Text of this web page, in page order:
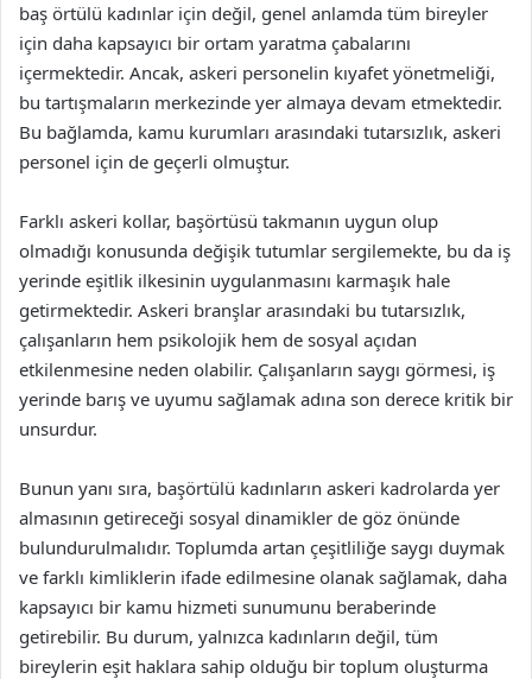
baş örtülü kadınlar için değil, genel anlamda tüm bireyler
için daha kapsayıcı bir ortam yaratma çabalarını
içermektedir. Ancak, askeri personelin kıyafet yönetmeliği,
bu tartışmaların merkezinde yer almaya devam etmektedir.
Bu bağlamda, kamu kurumları arasındaki tutarsızlık, askeri
personel için de geçerli olmuştur.
Farklı askeri kollar, başörtüsü takmanın uygun olup
olmadığı konusunda değişik tutumlar sergilemekte, bu da iş
yerinde eşitlik ilkesinin uygulanmasını karmaşık hale
getirmektedir. Askeri branşlar arasındaki bu tutarsızlık,
çalışanların hem psikolojik hem de sosyal açıdan
etkilenmesine neden olabilir. Çalışanların saygı görmesi, iş
yerinde barış ve uyumu sağlamak adına son derece kritik bir
unsurdur.
Bunun yanı sıra, başörtülü kadınların askeri kadrolarda yer
almasının getireceği sosyal dinamikler de göz önünde
bulundurulmalıdır. Toplumda artan çeşitliliğe saygı duymak
ve farklı kimliklerin ifade edilmesine olanak sağlamak, daha
kapsayıcı bir kamu hizmeti sunumunu beraberinde
getirebilir. Bu durum, yalnızca kadınların değil, tüm
bireylerin eşit haklara sahip olduğu bir toplum oluşturma